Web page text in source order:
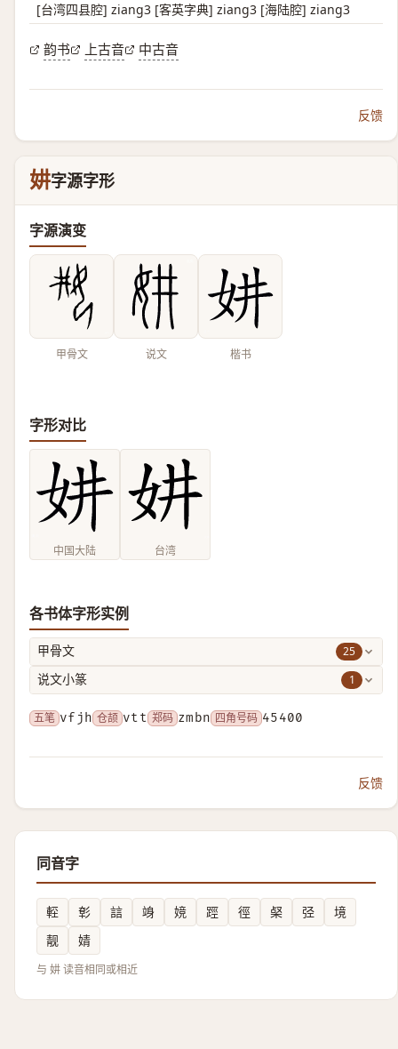
[台湾四县腔] ziang3 [客英字典] ziang3 [海陆腔] ziang3
韵书 上古音 中古音
反馈
妌字源字形
字源演变
甲骨文 说文 楷书
字形对比
中国大陆 台湾
各书体字形实例
甲骨文 25
说文小篆 1
五笔 vfjh 仓颉 vtt 郑码 zmbn 四角号码 45400
反馈
同音字
䡖 㣏 誩 竧 㜔 踁 徑 梷 弪
境
靓
婧
与 妌 读音相同或相近